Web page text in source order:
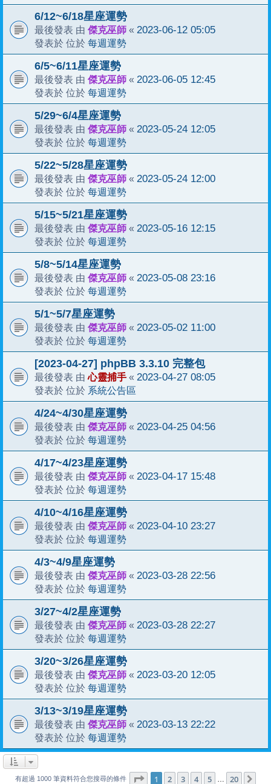
6/12~6/18星座運勢
最後發表 由 傑克巫師 « 2023-06-12 05:05
發表於 位於 每週運勢
6/5~6/11星座運勢
最後發表 由 傑克巫師 « 2023-06-05 12:45
發表於 位於 每週運勢
5/29~6/4星座運勢
最後發表 由 傑克巫師 « 2023-05-24 12:05
發表於 位於 每週運勢
5/22~5/28星座運勢
最後發表 由 傑克巫師 « 2023-05-24 12:00
發表於 位於 每週運勢
5/15~5/21星座運勢
最後發表 由 傑克巫師 « 2023-05-16 12:15
發表於 位於 每週運勢
5/8~5/14星座運勢
最後發表 由 傑克巫師 « 2023-05-08 23:16
發表於 位於 每週運勢
5/1~5/7星座運勢
最後發表 由 傑克巫師 « 2023-05-02 11:00
發表於 位於 每週運勢
[2023-04-27] phpBB 3.3.10 完整包
最後發表 由心靈捕手 « 2023-04-27 08:05
發表於 位於 系統公告區
4/24~4/30星座運勢
最後發表 由 傑克巫師 « 2023-04-25 04:56
發表於 位於 每週運勢
4/17~4/23星座運勢
最後發表 由 傑克巫師 « 2023-04-17 15:48
發表於 位於 每週運勢
4/10~4/16星座運勢
最後發表 由 傑克巫師 « 2023-04-10 23:27
發表於 位於 每週運勢
4/3~4/9星座運勢
最後發表 由 傑克巫師 « 2023-03-28 22:56
發表於 位於 每週運勢
3/27~4/2星座運勢
最後發表 由 傑克巫師 « 2023-03-28 22:27
發表於 位於 每週運勢
3/20~3/26星座運勢
最後發表 由 傑克巫師 « 2023-03-20 12:05
發表於 位於 每週運勢
3/13~3/19星座運勢
最後發表 由 傑克巫師 « 2023-03-13 22:22
發表於 位於 每週運勢
有超過 1000 筆資料符合您搜尋的條件 第1 頁 (共 20頁)
1 2 3 4 5 … 20